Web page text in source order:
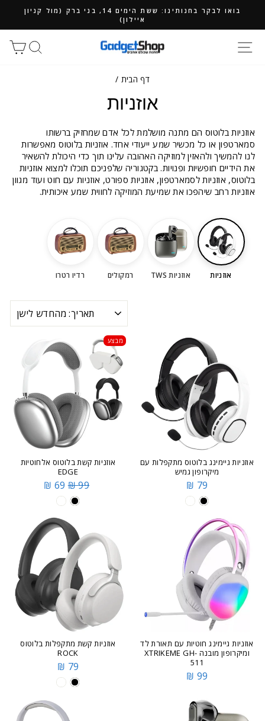
בואו לבקר בחנותינו: ששת הימים 14, בני ברק (מול קניון
איילון)
חיפוש
דף הבית /
אוזניות
אוזניות בלוטוס הם מתנה מושלמת לכל אדם שמחזיק ברשותו
סמארטפון או כל מכשיר שמע ייעודי אחד. אוזניות בלוטוס מאפשרות
לנו להמשיך ולהאזין למוזיקה האהובה עלינו תוך כדי היכולת להשאיר
את הידיים חופשיות ופנויות. בקטגוריה שלפניכם תוכלו למצוא אוזניות
בלוטוס, אוזניות לסמארטפון, אוזניות ספורט, אוזניות עם חוט ועוד מגוון
אוזניות רחב שיהפכו את שמיעת המוזיקה לחווית שמע איכותית.
אוזניות אוזניות TWS רמקולים רדיו רטרו
מיון
אוזניות גיימינג בלוטוס מתקפלות עם
מיקרופון גמיש
79 ₪
מבצע
אוזניות קשת בלוטוס אלחוטיות
EDGE
99 ₪
69 ₪
אוזניות גיימינג חוטיות עם תאורת לד
ומיקרופון מובנה XTRIKEME GH-
511
99 ₪
אוזניות קשת מתקפלות בלוטוס
ROCK
79 ₪